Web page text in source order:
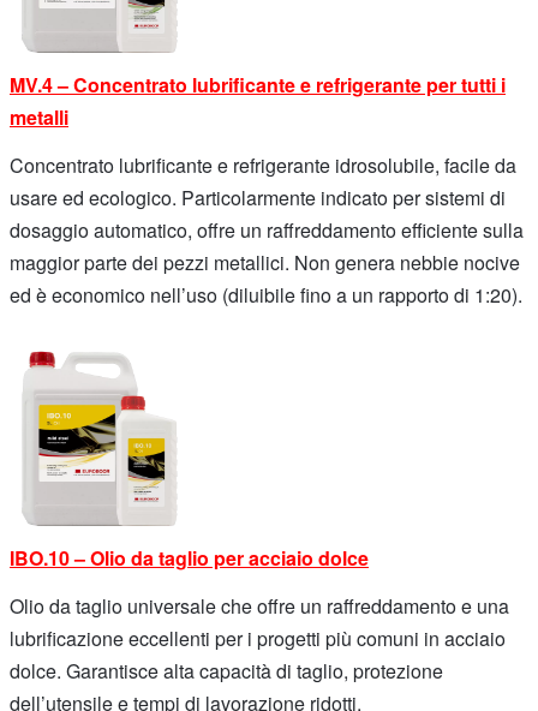
MV.4 – Concentrato lubrificante e refrigerante per tutti i
metalli
Concentrato lubrificante e refrigerante idrosolubile, facile da
usare ed ecologico. Particolarmente indicato per sistemi di
dosaggio automatico, offre un raffreddamento efficiente sulla
maggior parte dei pezzi metallici. Non genera nebbie nocive
ed è economico nell’uso (diluibile fino a un rapporto di 1:20).
IBO.10 – Olio da taglio per acciaio dolce
Olio da taglio universale che offre un raffreddamento e una
lubrificazione eccellenti per i progetti più comuni in acciaio
dolce. Garantisce alta capacità di taglio, protezione
dell’utensile e tempi di lavorazione ridotti.